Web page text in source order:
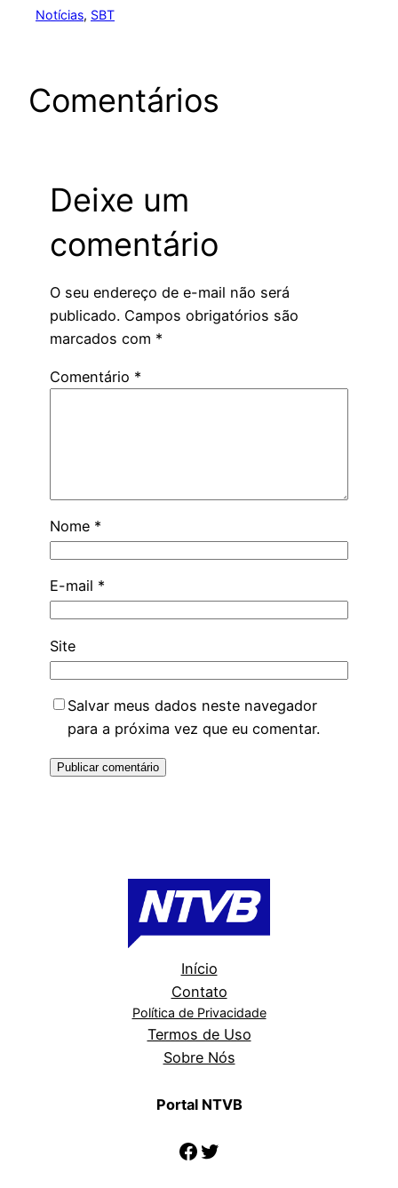
Notícias, SBT
Comentários
Deixe um
comentário
O seu endereço de e-mail não será
publicado. Campos obrigatórios são
marcados com *
Comentário *
Nome *
E-mail *
Site
Salvar meus dados neste navegador
para a próxima vez que eu comentar.
Início
Contato
Política de Privacidade
Termos de Uso
Sobre Nós
Portal NTVB
Facebook
Twitter